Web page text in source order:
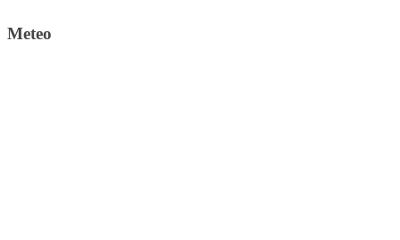
Meteo